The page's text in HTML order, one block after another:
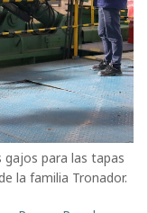
gajos para las tapas
la familia Tronador.